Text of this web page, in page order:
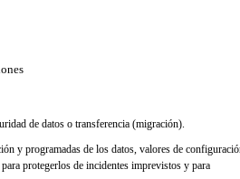
de datos o transferencia (migración).
y programadas de los datos, valores de
protegerlos de incidentes imprevistos y para